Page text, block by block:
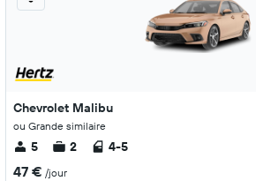
Chevrolet Malibu
ou Grande similaire
5 2 4-5
47 € /jour